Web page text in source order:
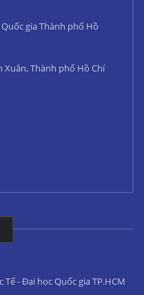
gia Thành phố Hồ
Thành phố Hồ Chí
- Đại học Quốc gia TP.HCM